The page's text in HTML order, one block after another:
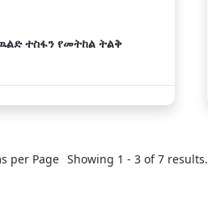
ተስፋን የመትከል ትልቅ
per Page Showing 1 - 3 of 7 results.